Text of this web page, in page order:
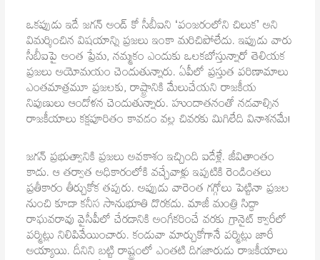
ఒకప్పుడు ఇదే జగన్‌ అండ్‌ కో సీబీఐని ‘పంజరంలోని చిలుక’ అని
విమర్శించిన విషయాన్ని ప్రజలు ఇంకా మరిచిపోలేదు. ఇప్పుడు వారు
సీబీఐపై అంత ప్రేమ, నమ్మకం ఎందుకు ఒలకబోస్తున్నారో తెలియక
ప్రజలు అయోమయం చెందుతున్నారు. ఏపీలో ప్రస్తుత పరిణామాలు
ఎంతమాత్రమూ ప్రజలకు, రాష్ట్రానికి మేలుచేయని రాజకీయ
నిపుణులు ఆందోళన చెందుతున్నారు. హుందాతనంతో నడవాల్సిన
రాజకీయాలు కక్షపూరితం కావడం వల్ల చివరకు మిగిలేది వినాశనమే!
జగన్ ప్రభుత్వానికి ప్రజలు అవకాశం ఇచ్చింది ఐదేళ్లే. జీవితాంతం
కాదు. ఆ తర్వాత అధికారంలోకి వచ్చేవాళ్లు ఇప్పటికి రెండింతలు
ప్రతీకారం తీర్చుకోక తప్పరు. అప్పుడు వారెంత గగ్గోలు పెట్టినా ప్రజల
నుంచి కూడా కనీస సానుభూతి దొరకదు. మాజీ మంత్రి సిద్ధా
రాఘవరావు వైసీపీలో చేరడానికి అంగీకరించే వరకు గ్రానైట్‌ క్వారీలో
పర్మిట్లు నిలిపివేయించారు. కండువా మార్చుకోగానే పర్మిట్లు జారీ
అయ్యాయి. దీనిని బట్టి రాష్ట్రంలో ఎంతటి దిగజారుడు రాజకీయాలు